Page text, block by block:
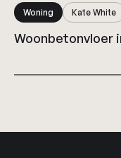
Woning Kate White
Woonbetonvloer